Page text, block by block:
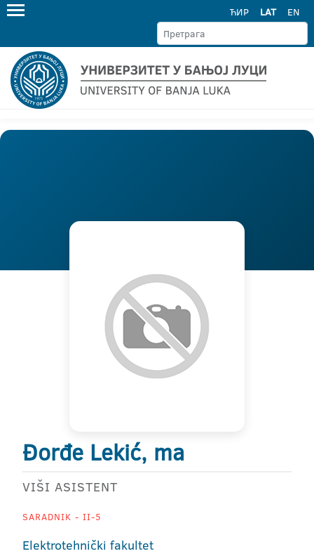
ЋИР LAT EN
Đorđe Lekić, ma
VIŠI ASISTENT
SARADNIK - II-5
Elektrotehnički fakultet